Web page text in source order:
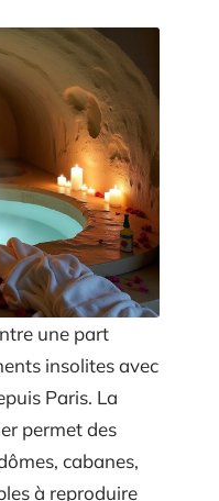
une part
insolites avec
Paris. La
permet des
cabanes,
à reproduire